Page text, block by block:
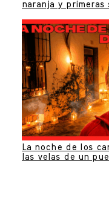
naranja y primeras
La noche de los
las velas de un